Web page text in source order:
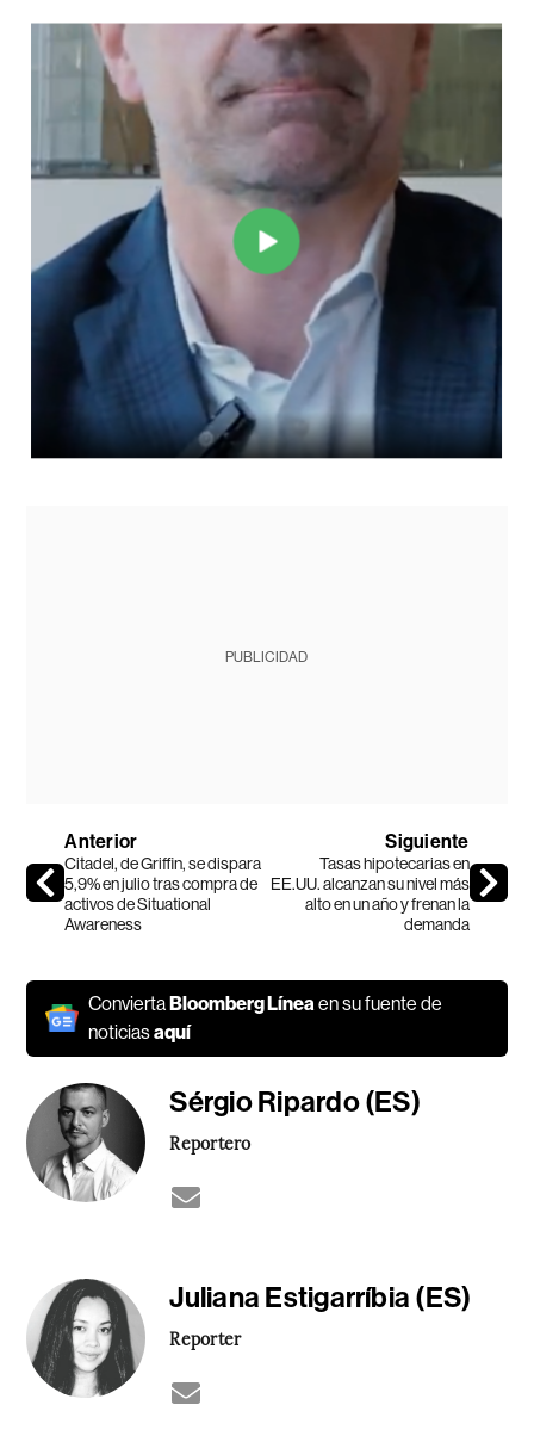
PUBLICIDAD
Anterior
Citadel, de Griffin, se dispara
5,9% en julio tras compra de
activos de Situational
Awareness
Siguiente
Tasas hipotecarias en
EE.UU. alcanzan su nivel más
alto en un año y frenan la
demanda
ConviertaBloomberg Línea en su fuente de
noticiasaquí
Sérgio Ripardo (ES)
Reportero
Juliana Estigarríbia (ES)
Reporter